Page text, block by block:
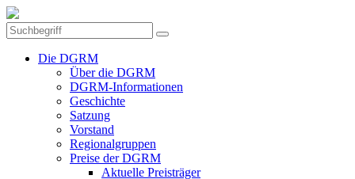
Die DGRM
Über die DGRM
DGRM-Informationen
Geschichte
Satzung
Vorstand
Regionalgruppen
Preise der DGRM
Aktuelle Preisträger